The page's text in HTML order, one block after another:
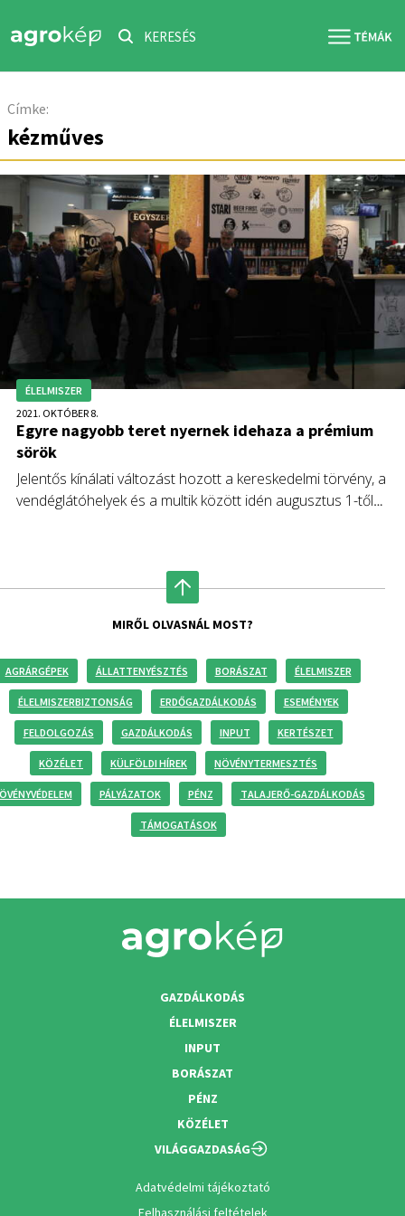
KERESÉS
Címke:
kézműves
ÉLELMISZER
2021. OKTÓBER 8.
Egyre nagyobb teret nyernek idehaza a prémium
sörök
Jelentős kínálati változást hozott a kereskedelmi törvény, a
vendéglátóhelyek és a multik között idén augusztus 1-től
Élelmiszeripari Kiállítás és Vásár (OMÉK) Kisüzemi Sörfőzdék
Egyesületének standján tartott sajtótájékoztatón számoltak
MIRŐL OLVASNÁL MOST?
AGRÁRGÉPEK ÁLLATTENYÉSZTÉS BORÁSZAT ÉLELMISZER
ÉLELMISZERBIZTONSÁG ERDŐGAZDÁLKODÁS ESEMÉNYEK
FELDOLGOZÁS GAZDÁLKODÁS INPUT KERTÉSZET
KÖZÉLET KÜLFÖLDI HÍREK NÖVÉNYTERMESZTÉS
PÁLYÁZATOK PÉNZ TALAJERŐ-GAZDÁLKODÁS
TÁMOGATÁSOK
GAZDÁLKODÁS
ÉLELMISZER
INPUT
BORÁSZAT
PÉNZ
KÖZÉLET
VILÁGGAZDASÁG
Adatvédelmi tájékoztató
Felhasználási feltételek